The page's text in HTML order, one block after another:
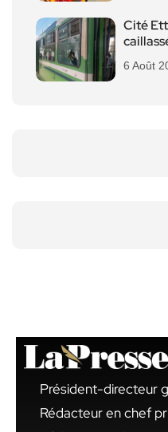
Cité
6 Août
Président-directeur
Rédacteur en chef